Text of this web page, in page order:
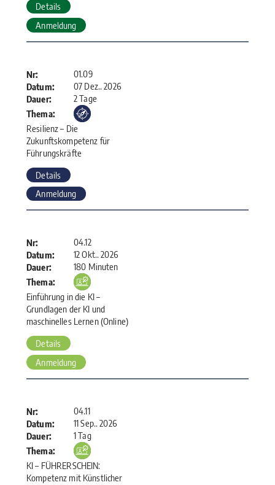
Details
Anmeldung
Nr: 01.09
Thema:
Resilienz – Die
Zukunftskompetenz für
Führungskräfte
Details
Anmeldung
Datum:
07 Dez.. 2026
Dauer:
2 Tage
Nr: 04.12
Thema:
Einführung in die KI –
Grundlagen der KI und
maschinelles Lernen (Online)
Details
Anmeldung
Datum:
12 Okt.. 2026
Dauer:
180 Minuten
Nr: 04.11
Thema:
KI – FÜHRERSCHEIN:
Kompetenz mit Künstlicher
Datum:
11 Sep.. 2026
Dauer:
1 Tag